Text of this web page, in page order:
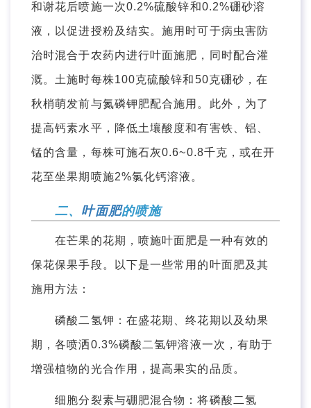
和谢花后喷施一次0.2%硫酸锌和0.2%硼砂溶
液，以促进授粉及结实。施用时可于病虫害防
治时混合于农药内进行叶面施肥，同时配合灌
溉。土施时每株100克硫酸锌和50克硼砂，在
秋梢萌发前与氮磷钾肥配合施用。此外，为了
提高钙素水平，降低土壤酸度和有害铁、铝、
锰的含量，每株可施石灰0.6~0.8千克，或在开
花至坐果期喷施2%氯化钙溶液。
二、 叶面肥的喷施
在芒果的花期，喷施叶面肥是一种有效的
保花保果手段。以下是一些常用的叶面肥及其
施用方法：
磷酸二氢钾：在盛花期、终花期以及幼果
期，各喷洒0.3%磷酸二氢钾溶液一次，有助于
增强植物的光合作用，提高果实的品质。
细胞分裂素与硼肥混合物：将磷酸二氢